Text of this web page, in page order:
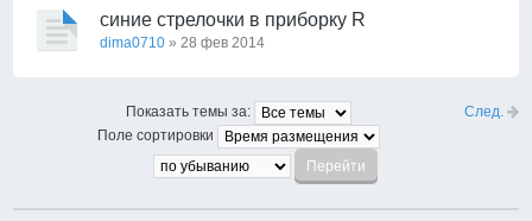
синие стрелочки в приборку R
dima0710 » 28 фев 2014
След.
Показать темы за:
Поле сортировки